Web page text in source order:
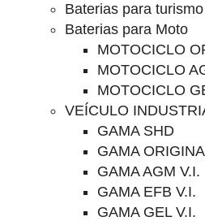
Baterias para
Baterias para Moto
MOTOCICLO
MOTOCICLO
MOTOCICLO
VEÍCULO
GAMA SHD
GAMA
GAMA AGM V.I.
GAMA EFB V.I.
GAMA GEL V.I.